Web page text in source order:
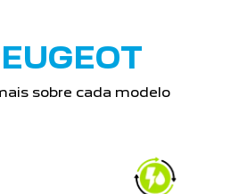
sobre cada modelo